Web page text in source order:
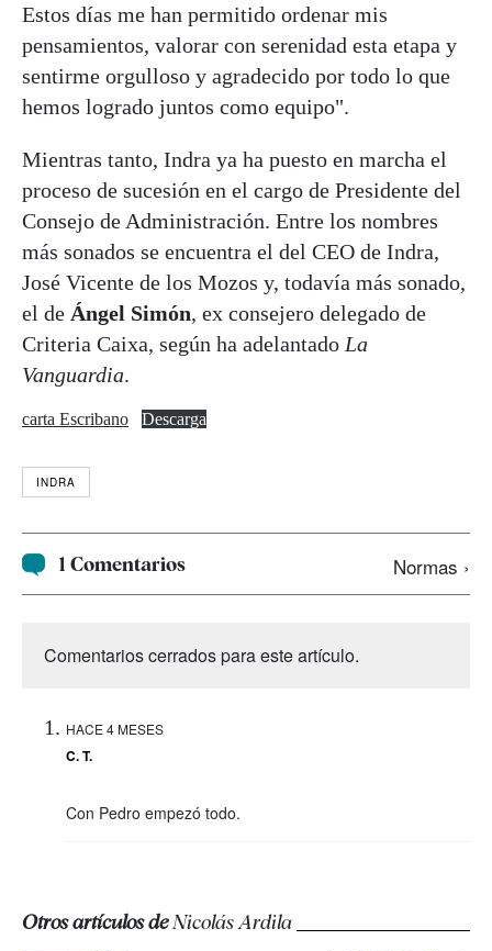
Estos días me han permitido ordenar mis
pensamientos, valorar con serenidad esta etapa y
sentirme orgulloso y agradecido por todo lo que
hemos logrado juntos como equipo".
Mientras tanto, Indra ya ha puesto en marcha el
proceso de sucesión en el cargo de Presidente del
Consejo de Administración. Entre los nombres
más sonados se encuentra el del CEO de Indra,
José Vicente de los Mozos y, todavía más sonado,
el de Ángel Simón, ex consejero delegado de
Criteria Caixa, según ha adelantado La
Vanguardia.
carta Escribano Descarga
INDRA
1 Comentarios Normas ›
Comentarios cerrados para este artículo.
HACE 4 MESES
C. T.
Con Pedro empezó todo.
Otros artículos deNicolás Ardila